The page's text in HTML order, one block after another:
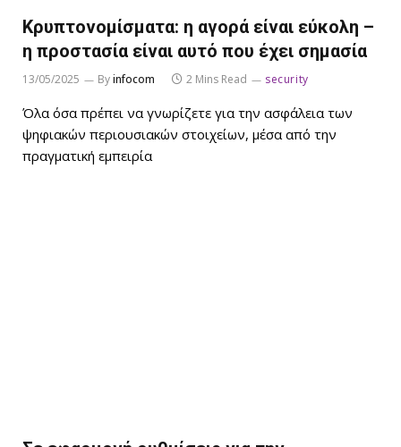
Κρυπτονομίσματα: η αγορά είναι εύκολη –
η προστασία είναι αυτό που έχει σημασία
13/05/2025 Byinfocom 2 Mins Read security
Όλα όσα πρέπει να γνωρίζετε για την ασφάλεια των
ψηφιακών περιουσιακών στοιχείων, μέσα από την
πραγματική εμπειρία